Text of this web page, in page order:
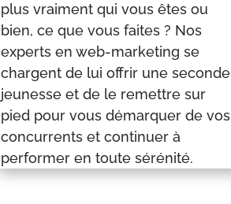
plus vraiment qui vous êtes ou
bien, ce que vous faites ? Nos
experts en web-marketing se
chargent de lui offrir une seconde
jeunesse et de le remettre sur
pied pour vous démarquer de vos
concurrents et continuer à
performer en toute sérénité.